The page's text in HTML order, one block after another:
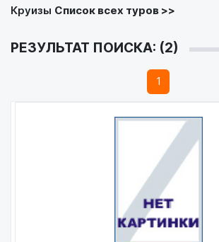
Круизы Список всех туров >>
РЕЗУЛЬТАТ ПОИСКА: (2)
1